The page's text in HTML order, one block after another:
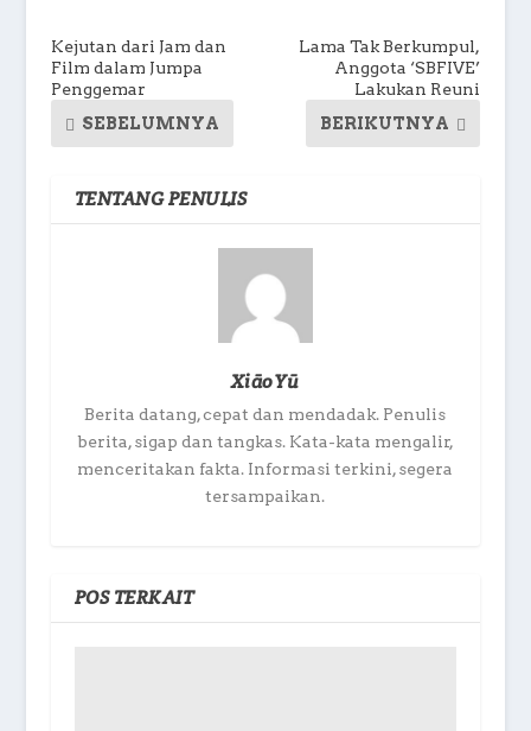
Kejutan dari Jam dan
Film dalam Jumpa
Penggemar
SEBELUMNYA
Lama Tak Berkumpul,
Anggota ‘SBFIVE’
Lakukan Reuni
BERIKUTNYA
TENTANG PENULIS
XiāoYū
Berita datang, cepat dan mendadak. Penulis
berita, sigap dan tangkas. Kata-kata mengalir,
menceritakan fakta. Informasi terkini, segera
tersampaikan.
POS TERKAIT